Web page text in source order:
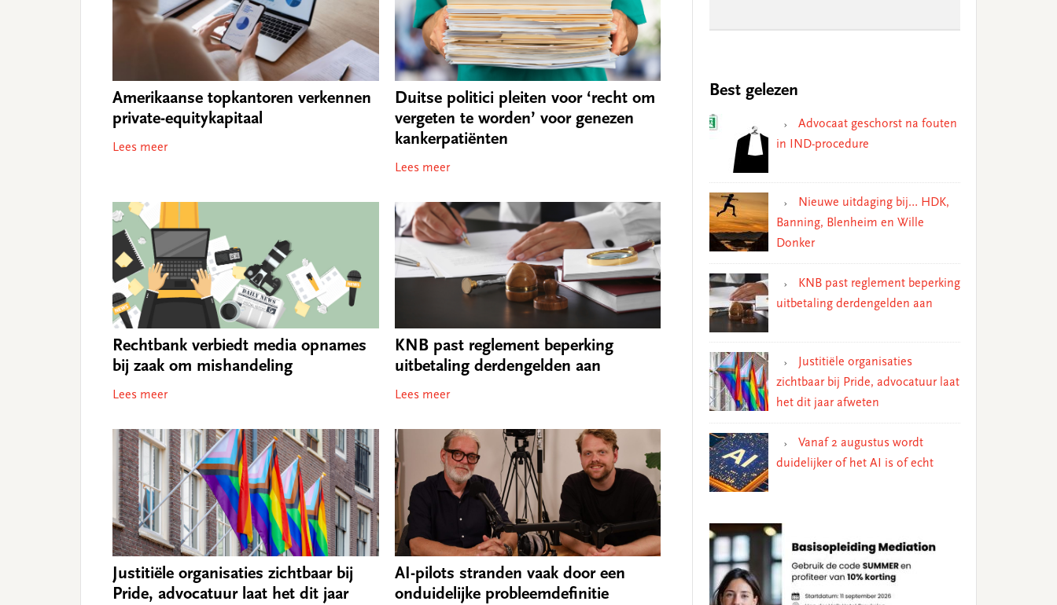
Amerikaanse topkantoren verkennen
private-equitykapitaal
Lees meer
Duitse politici pleiten voor ‘recht om
vergeten te worden’ voor genezen
kankerpatiënten
Lees meer
Rechtbank verbiedt media opnames
bij zaak om mishandeling
Lees meer
KNB past reglement beperking
uitbetaling derdengelden aan
Lees meer
Justitiële organisaties zichtbaar bij
Pride, advocatuur laat het dit jaar
AI-pilots stranden vaak door een
onduidelijke probleemdefinitie
Best gelezen
Advocaat geschorst na fouten
in IND-procedure
Nieuwe uitdaging bij… HDK,
Banning, Blenheim en Wille
Donker
KNB past reglement beperking
uitbetaling derdengelden aan
Justitiële organisaties
zichtbaar bij Pride, advocatuur laat
het dit jaar afweten
Vanaf 2 augustus wordt
duidelijker of het AI is of echt